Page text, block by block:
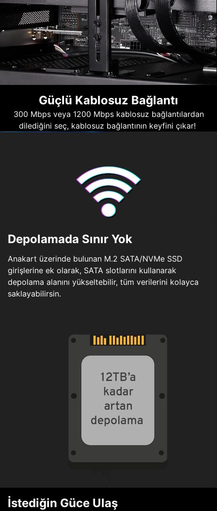
Güçlü Kablosuz Bağlantı
300 Mbps veya 1200 Mbps kablosuz bağlantılardan
dilediğini seç, kablosuz bağlantının keyfini çıkar!
Depolamada Sınır Yok
Anakart üzerinde bulunan M.2 SATA/NVMe SSD
girişlerine ek olarak, SATA slotlarını kullanarak
depolama alanını yükseltebilir, tüm verilerini kolayca
saklayabilirsin.
İstediğin Güce Ulaş